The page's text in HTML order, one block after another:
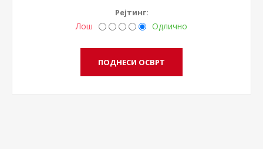
Рејтинг:
Лош Одлично